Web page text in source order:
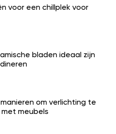
voor een chillplek voor
bladen ideaal zijn
om verlichting te
meubels